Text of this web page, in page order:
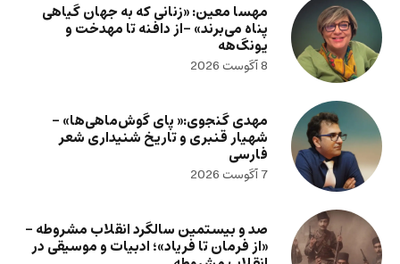
مهسا معین: «زنانی که به جهان گیاهی
پناه می‌برند» -از دافنه تا مهدخت و
یونگ‌هه
8 آگوست 2026
مهدی گنجوی:« پای گوش‌ماهی‌ها» –
شهیار قنبری و تاریخ شنیداری شعر
فارسی
7 آگوست 2026
صد و بیستمین سالگرد انقلاب مشروطه –
«از فرمان تا فریاد»؛ ادبیات و موسیقی در